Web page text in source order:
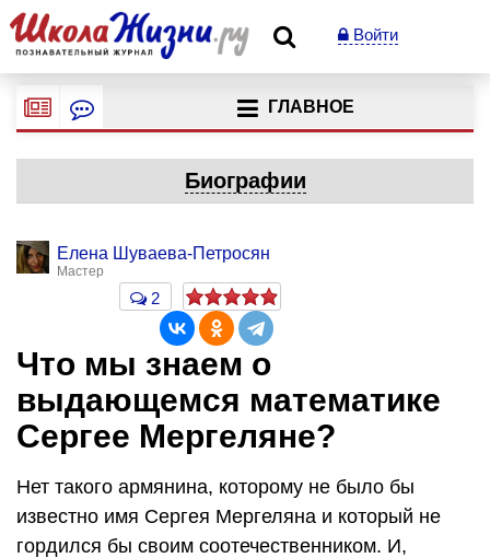
Войти
ГЛАВНОЕ
Биографии
Елена Шуваева-Петросян
Мастер
2
Что мы знаем о
выдающемся математике
Сергее Мергеляне?
Нет такого армянина, которому не было бы
известно имя Сергея Мергеляна и который не
гордился бы своим соотечественником. И,